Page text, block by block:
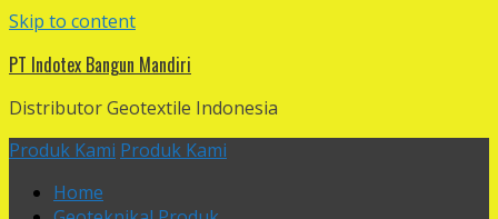
Skip to content
PT Indotex Bangun Mandiri
Distributor Geotextile Indonesia
Produk Kami Produk Kami
Home